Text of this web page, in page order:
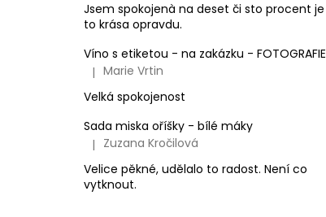
Jsem spokojenà na deset či sto procent je
to krása opravdu.
Víno s etiketou - na zakázku - FOTOGRAFIE
Hodnocení produktu je 5 z 5 hvězdiček.
| Marie Vrtin
Velká spokojenost
Sada miska oříšky - bílé máky
Hodnocení produktu je 5 z 5 hvězdiček.
| Zuzana Kročilová
Velice pěkné, udělalo to radost. Není co
vytknout.